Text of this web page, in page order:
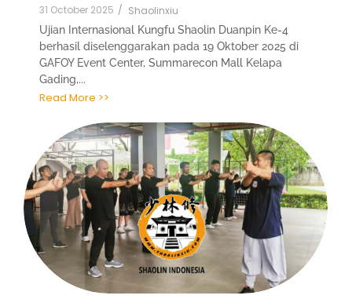
31 October 2025 / Shaolinxiu
Ujian Internasional Kungfu Shaolin Duanpin Ke-4
berhasil diselenggarakan pada 19 Oktober 2025 di
GAFOY Event Center, Summarecon Mall Kelapa
Gading,...
Read More >>